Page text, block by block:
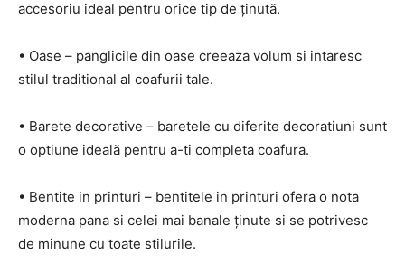
accesoriu ideal pentru orice tip de ținută.
• Oase – panglicile din oase creeaza volum si intaresc
stilul traditional al coafurii tale.
• Barete decorative – baretele cu diferite decoratiuni sunt
o optiune ideală pentru a-ti completa coafura.
• Bentite in printuri – bentitele in printuri ofera o nota
moderna pana si celei mai banale ținute si se potrivesc
de minune cu toate stilurile.